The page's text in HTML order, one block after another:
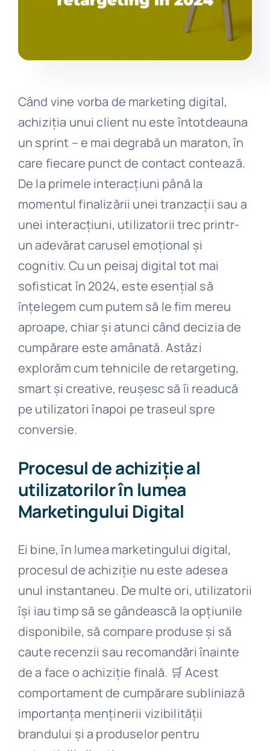
Când vine vorba de marketing digital,
achiziția unui client nu este întotdeauna
un sprint – e mai degrabă un maraton, în
care fiecare punct de contact contează.
De la primele interacțiuni până la
momentul finalizării unei tranzacții sau a
unei interacțiuni, utilizatorii trec printr-
un adevărat carusel emoțional și
cognitiv. Cu un peisaj digital tot mai
sofisticat în 2024, este esențial să
înțelegem cum putem să le fim mereu
aproape, chiar și atunci când decizia de
cumpărare este amânată. Astăzi
explorăm cum tehnicile de retargeting,
smart și creative, reușesc să îi readucă
pe utilizatori înapoi pe traseul spre
conversie.
Procesul de achiziție al
utilizatorilor în lumea
Marketingului Digital
Ei bine, în lumea marketingului digital,
procesul de achiziție nu este adesea
unul instantaneu. De multe ori, utilizatorii
își iau timp să se gândească la opțiunile
disponibile, să compare produse și să
caute recenzii sau recomandări înainte
de a face o achiziție finală. 🛒 Acest
comportament de cumpărare subliniază
importanța menținerii vizibilității
brandului și a produselor pentru